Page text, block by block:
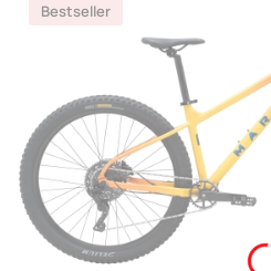
Bestseller